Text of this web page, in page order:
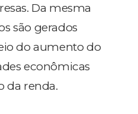
Da mesma
são gerados
do aumento do
econômicas
da renda.